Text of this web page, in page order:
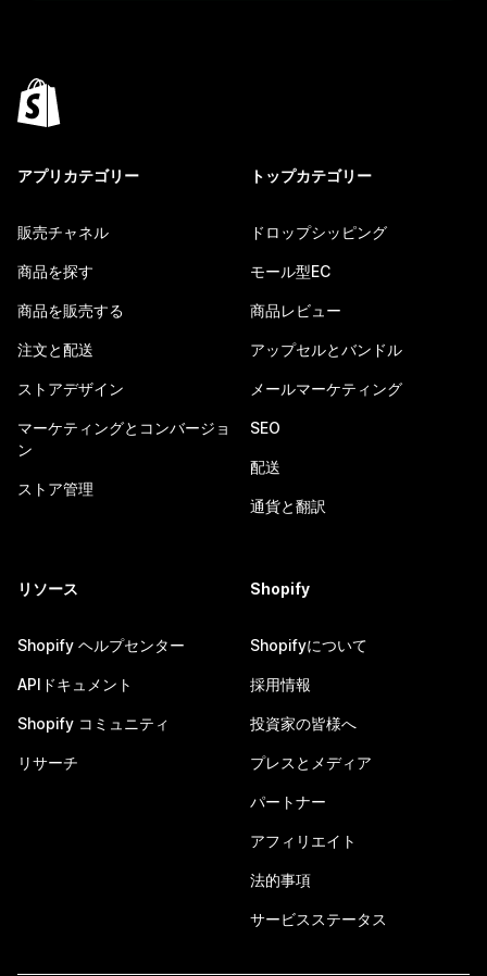
アプリカテゴリー
販売チャネル
商品を探す
商品を販売する
注文と配送
ストアデザイン
マーケティングとコンバージョ
ン
ストア管理
トップカテゴリー
ドロップシッピング
モール型EC
商品レビュー
アップセルとバンドル
メールマーケティング
SEO
配送
通貨と翻訳
リソース
Shopify ヘルプセンター
APIドキュメント
Shopify コミュニティ
リサーチ
Shopify
Shopifyについて
採用情報
投資家の皆様へ
プレスとメディア
パートナー
アフィリエイト
法的事項
サービスステータス